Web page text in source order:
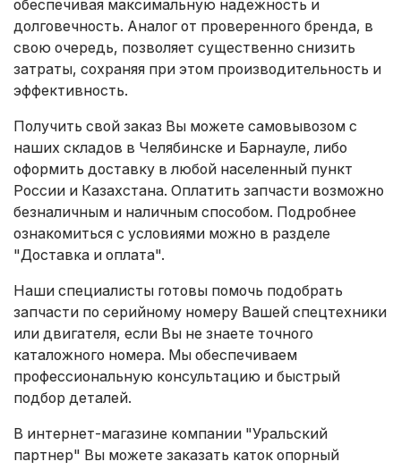
обеспечивая максимальную надежность и
долговечность. Аналог от проверенного бренда, в
свою очередь, позволяет существенно снизить
затраты, сохраняя при этом производительность и
эффективность.
Получить свой заказ Вы можете самовывозом с
наших складов в Челябинске и Барнауле, либо
оформить доставку в любой населенный пункт
России и Казахстана. Оплатить запчасти возможно
безналичным и наличным способом. Подробнее
ознакомиться с условиями можно в разделе
"Доставка и оплата".
Наши специалисты готовы помочь подобрать
запчасти по серийному номеру Вашей спецтехники
или двигателя, если Вы не знаете точного
каталожного номера. Мы обеспечиваем
профессиональную консультацию и быстрый
подбор деталей.
В интернет-магазине компании "Уральский
партнер" Вы можете заказать каток опорный